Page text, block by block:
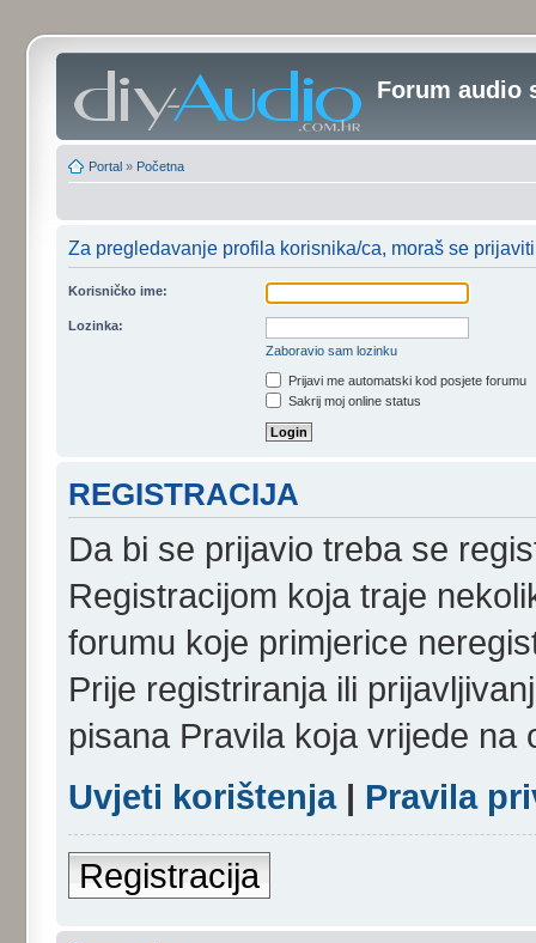
Forum audio
Portal » Početna
Za pregledavanje profila korisnika/ca, moraš se
Korisničko ime:
Lozinka:
Zaboravio sam lozinku
Prijavi me automatski kod posjete forumu
Sakrij moj online status
REGISTRACIJA
Da bi se prijavio treba se
Registracijom koja traje
forumu koje primjerice
Prije registriranja ili
pisana Pravila koja vrijede na
Uvjeti korištenja| Pravila
Registracija